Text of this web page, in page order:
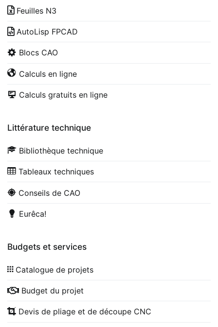
Feuilles N3
AutoLisp FPCAD
Blocs CAO
Calculs en ligne
Calculs gratuits en ligne
Littérature technique
Bibliothèque technique
Tableaux techniques
Conseils de CAO
Eurêca!
Budgets et services
Catalogue de projets
Budget du projet
Devis de pliage et de découpe CNC